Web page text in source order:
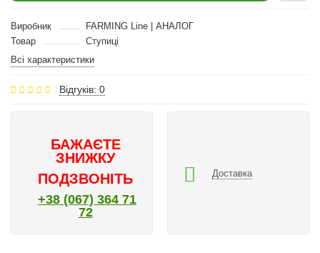
Виробник
FARMING Line | АНАЛОГ
Товар
Ступиці
Всі характеристики
Відгуків: 0
БАЖАЄТЕ
ЗНИЖКУ
ПОДЗВОНІТЬ
+38 (067) 364 71
72
Доставка